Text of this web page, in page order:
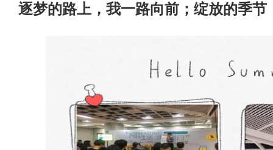
逐梦的路上，我一路向前；绽放的季节